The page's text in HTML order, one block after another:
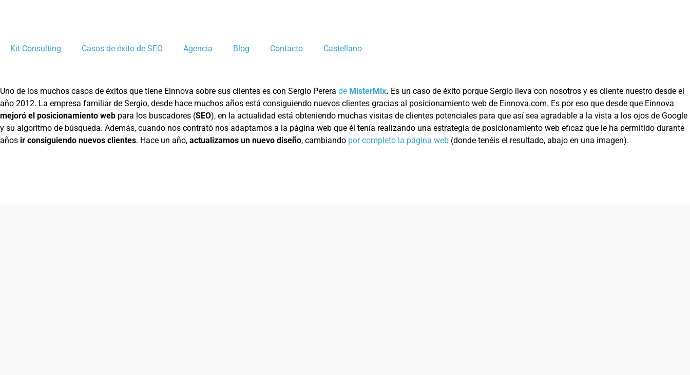
Kit Consulting Casos de éxito de SEO Agencia Blog Contacto Castellano
Uno de los muchos casos de éxitos que tiene Einnova sobre sus clientes es con Sergio Perera de MisterMix. Es un caso de éxito porque Sergio lleva con nosotros y es cliente nuestro desde el
año 2012. La empresa familiar de Sergio, desde hace muchos años está consiguiendo nuevos clientes gracias al posicionamiento web de Einnova.com. Es por eso que desde que Einnova
mejoró el posicionamiento web para los buscadores (SEO), en la actualidad está obteniendo muchas visitas de clientes potenciales para que así sea agradable a la vista a los ojos de Google
y su algoritmo de búsqueda. Además, cuando nos contrató nos adaptamos a la página web que él tenía realizando una estrategia de posicionamiento web eficaz que le ha permitido durante
años ir consiguiendo nuevos clientes. Hace un año, actualizamos un nuevo diseño, cambiando por completo la página web (donde tenéis el resultado, abajo en una imagen).